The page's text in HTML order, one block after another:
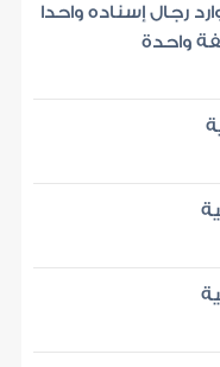
رجال إسناده واحدا
واحدة